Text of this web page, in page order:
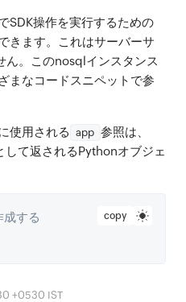
SDK操作を実行するための
きます。これはサーバーサ
ん。このnosqlインスタンス
まなコードスニペットで参
使用される app 参照は、
して返されるPythonオブジェ
copy
成する
+0530 IST